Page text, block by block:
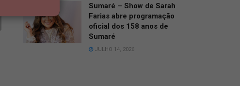
Sumaré – Show de Sarah
Farias abre programação
oficial dos 158 anos de
Sumaré
JULHO 14, 2026